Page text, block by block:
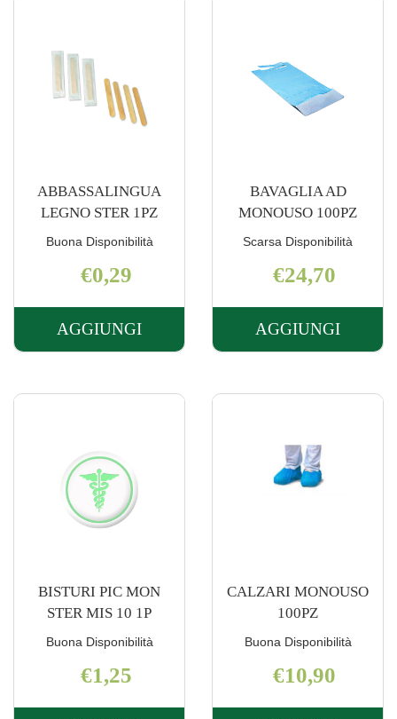
ABBASSALINGUA
LEGNO STER 1PZ
Buona Disponibilità
€0,29
AGGIUNGI
AGGIUNGI ABBASSALINGUA
BAVAGLIA AD
MONOUSO 100PZ
Scarsa Disponibilità
€24,70
AGGIUNGI
AGGIUNGI
BISTURI PIC MON
STER MIS 10 1P
Buona Disponibilità
€1,25
CALZARI MONOUSO
100PZ
Buona Disponibilità
€10,90